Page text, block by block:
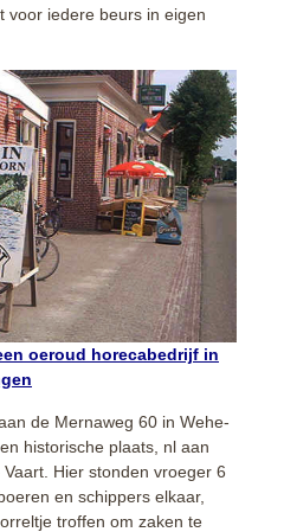
voor iedere beurs in eigen
oeroud horecabedrijf in
de Mernaweg 60 in Wehe-
historische plaats, nl aan
Hier stonden vroeger 6
en schippers elkaar,
troffen om zaken te